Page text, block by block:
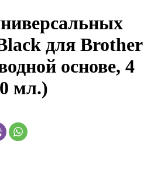
для Brother
основе, 4
мл.)